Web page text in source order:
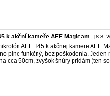
k akční kameře AEE Magicam - [8.8.
AEE T45 k akčnej kamere AEE
plne funkčný, bez poškodenia. Jeden
cca 50cm, zvyšok šnúry pridám (ten